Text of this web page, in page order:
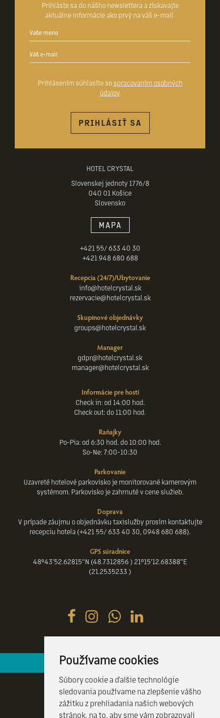
Používame cookies
Súbory cookie a ďalšie technológie
sledovania používame na zlepšenie vášho
zážitku z prehliadania našich webových
stránok, na to, aby sme vám zobrazovali
HOTEL CRYSTAL
Slovenskej jednoty 1776/8
040 01 Košice
Slovensko
MAPA
+421 55/ 633 40 30
+421 948 680 688
Recepcia (24/7)/Ubytovanie
info@hotelcrystal.sk
rezervacie@hotelcrystal.sk
Skupinové objednávky
groups@hotelcrystal.sk
Manager
gdpr@hotelcrystal.sk
manager@hotelcrystal.sk
Informácie pre hostí
Check in: od 14:00 hod.
Check out: do 11:00 hod.
Raňajky
Po-Pia: od 6:30 hod. do 10:00 hod.
So-Ne: 7:00-10:30
Parkovanie
Uzavreté hotelové parkovisko je monitorované kamerovým
systémom. Parkovisko je zahrnuté v cene služieb.
Doprava
V prípade záujmu o objednávku taxislužby prosím kontaktujte
recepciu hotela (+421 55/ 633 40 30, 0948 680 688).
GPS súradnice
48°43'52.62815"N (48.7312856 ) 21°15'12.68388"E
(21.2535233 )
Prihláste sa do nášho newslettera a získavajte
aktuálne informácie ako prvý na váš e-mail.
Prihlásením súhlasíte so spracovaním osobných
údajov.
PRIHLÁSIŤ SA
Hotelová recepcia je k vašim službám 24 / 7